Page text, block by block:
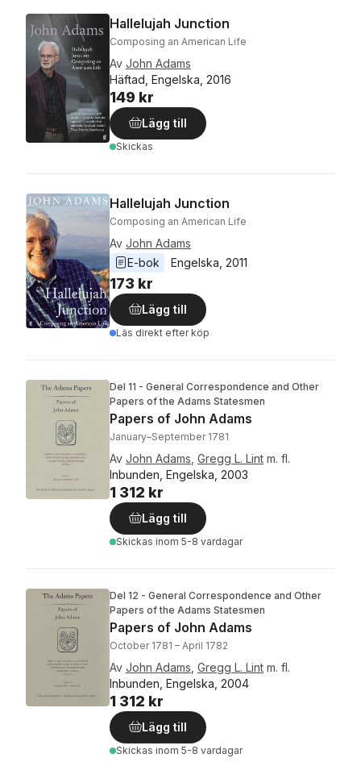
Hallelujah Junction
Composing an American Life
Av John Adams
Häftad, Engelska, 2016
149 kr
Lägg till
Skickas
Hallelujah Junction
Composing an American Life
Av John Adams
E-bok
Engelska 2011
173 kr
Lägg till
Läs direkt efter köp
Del 11 - General Correspondence and Other
Papers of the Adams Statesmen
Papers of John Adams
January–September 1781
Av John Adams Gregg L. Lint m. fl.
Inbunden, Engelska, 2003
1 312 kr
Lägg till
Skickas inom 5-8 vardagar
Del 12 - General Correspondence and Other
Papers of the Adams Statesmen
Papers of John Adams
October 1781 – April 1782
Av John Adams Gregg L. Lint m. fl.
Inbunden, Engelska, 2004
1 312 kr
Lägg till
Skickas inom 5-8 vardagar